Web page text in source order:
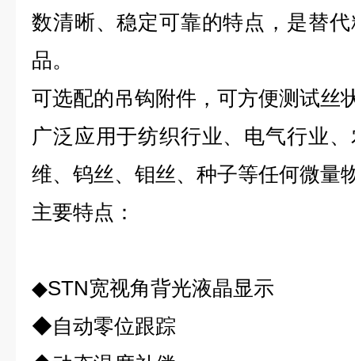
数清晰、稳定可靠的特点， 是替
品。
可选配的吊钩附件，可方便测试丝
广泛应用于纺织行业、电气行业
维、钨丝、钼丝、种子等任何微量
主要特点：
◆STN宽视角背光液晶显示
◆自动零位跟踪